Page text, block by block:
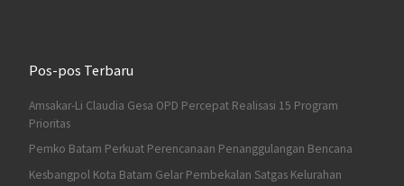
Pos-pos Terbaru
Amsakar-Li Claudia Gesa OPD Percepat Realisasi 15 Program
Prioritas
Pemko Batam Perkuat Perencanaan Penanggulangan Bencana
Kesbangpol Kota Batam Gelar Pembekalan Satgas Kelurahan